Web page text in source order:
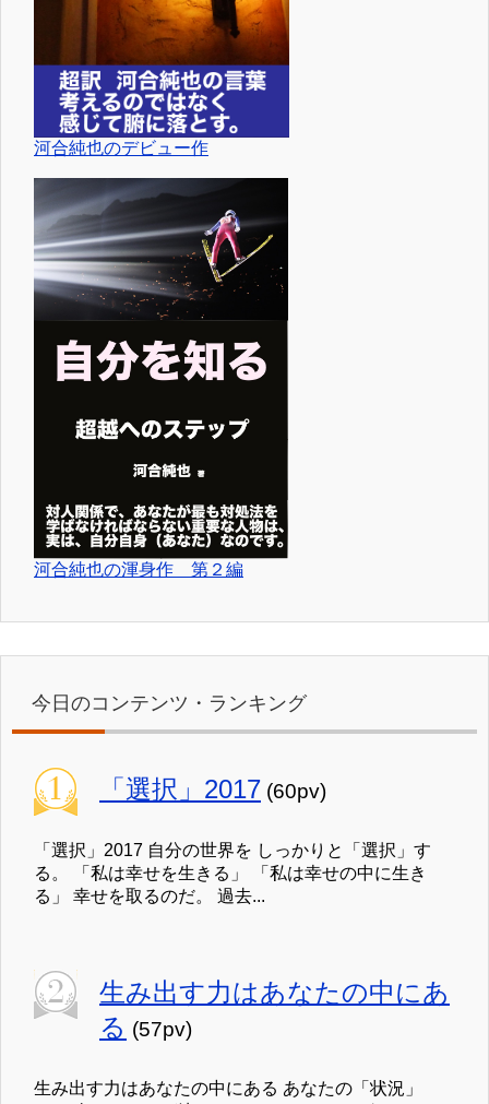
河合純也のデビュー作
河合純也の渾身作 第２編
今日のコンテンツ・ランキング
「選択」2017 (60pv)
「選択」2017 自分の世界を しっかりと「選択」す
る。 「私は幸せを生きる」 「私は幸せの中に生き
る」 幸せを取るのだ。 過去...
生み出す力はあなたの中にあ
る (57pv)
生み出す力はあなたの中にある あなたの「状況」